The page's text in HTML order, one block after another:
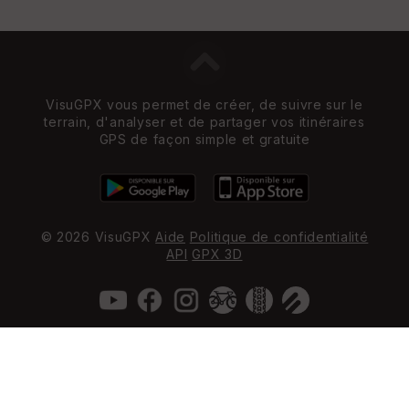
VisuGPX vous permet de créer, de suivre sur le
terrain, d'analyser et de partager vos itinéraires
GPS de façon simple et gratuite
© 2026 VisuGPX Aide Politique de confidentialité
API GPX 3D